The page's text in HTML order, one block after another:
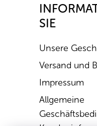
SIE
Unsere
Versand und
Impressum
Allgemeine